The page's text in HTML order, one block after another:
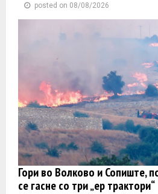
posted on 08/08/2026
Гори во Волково и Сопиште,
се гасне со три „ер трактори“